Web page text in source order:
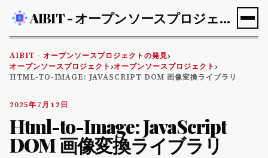
AIBIT - オープンソースプロジェクトの発見
AIBIT - オープンソースプロジェクトの発見›
オープンソースプロジェクト ›オープンソースプロジェクト ›
HTML-TO-IMAGE: JAVASCRIPT DOM 画像変換ライブラリ
2025年7月12日
Html-to-Image: JavaScript
DOM 画像変換ライブラリ